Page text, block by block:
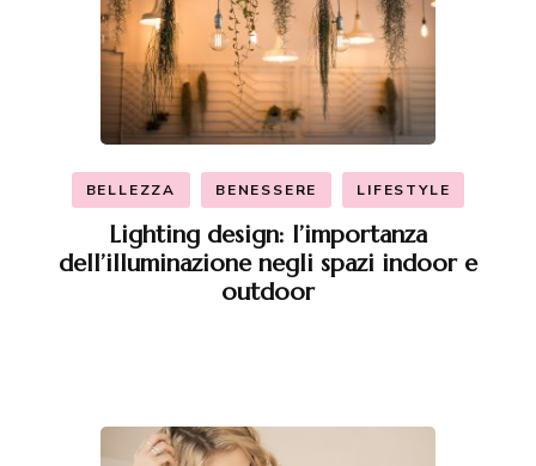
BELLEZZA BENESSERE LIFESTYLE
Lighting design: l’importanza
dell’illuminazione negli spazi indoor e
outdoor